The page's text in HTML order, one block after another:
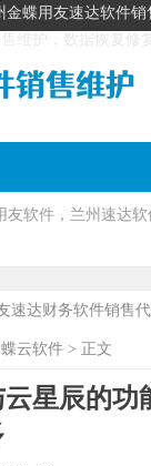
金蝶用友速达软件
维护，数据恢复修复
友软件，兰州速达
速达财务软件销售
云软件 > 正文
星辰的功